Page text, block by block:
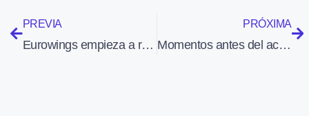
PREVIA
Eurowings empieza a realizar vuelos de larga distancia
PRÓXIMA
Momentos antes del accidente del A321 ruso hubo «ruidos extraños»